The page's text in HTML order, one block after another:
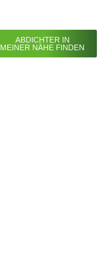
ABDICHTER IN
MEINER NÄHE FINDEN